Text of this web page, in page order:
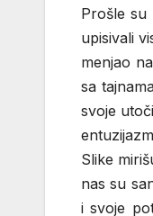
Prošle su
upisivali
menjao
sa
svoje
Slike
nas su
i svoje